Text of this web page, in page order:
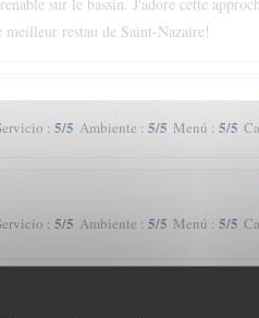
meilleur restau de Saint-Nazaire!
: 5/5 Ambiente : 5/5 Menú : 5/5
: 5/5 Ambiente : 5/5 Menú : 5/5